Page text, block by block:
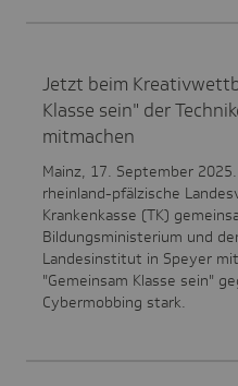
Jetzt beim
Klasse sein" der
mitmachen
Mainz, 17. September
rheinland-pfälzische
Krankenkasse (TK)
Bildungsministerium und
Landesinstitut in Speyer
"Gemeinsam Klasse sein"
Cybermobbing stark.